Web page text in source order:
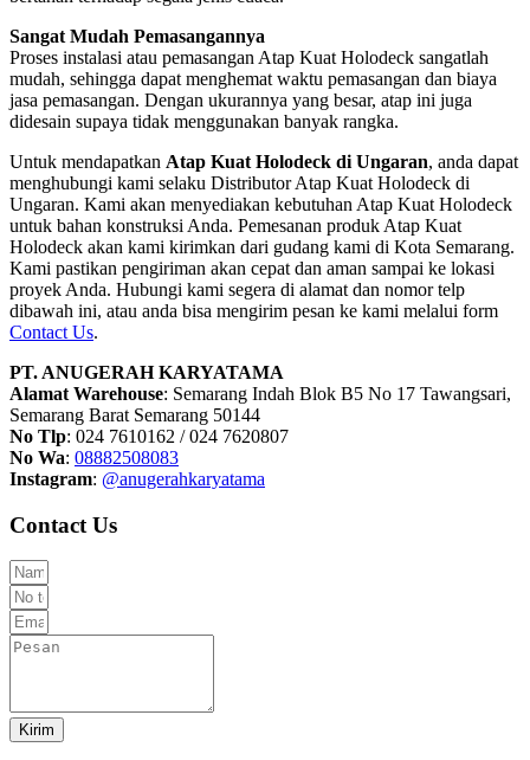
Sangat Mudah Pemasangannya
Proses instalasi atau pemasangan Atap Kuat Holodeck sangatlah
mudah, sehingga dapat menghemat waktu pemasangan dan biaya
jasa pemasangan. Dengan ukurannya yang besar, atap ini juga
didesain supaya tidak menggunakan banyak rangka.
Untuk mendapatkan Atap Kuat Holodeck di Ungaran, anda dapat
menghubungi kami selaku Distributor Atap Kuat Holodeck di
Ungaran. Kami akan menyediakan kebutuhan Atap Kuat Holodeck
untuk bahan konstruksi Anda. Pemesanan produk Atap Kuat
Holodeck akan kami kirimkan dari gudang kami di Kota Semarang.
Kami pastikan pengiriman akan cepat dan aman sampai ke lokasi
proyek Anda. Hubungi kami segera di alamat dan nomor telp
dibawah ini, atau anda bisa mengirim pesan ke kami melalui form
Contact Us.
PT. ANUGERAH KARYATAMA
Alamat Warehouse: Semarang Indah Blok B5 No 17 Tawangsari,
Semarang Barat Semarang 50144
No Tlp: 024 7610162 / 024 7620807
No Wa: 08882508083
Instagram: @anugerahkaryatama
Contact Us
Kirim